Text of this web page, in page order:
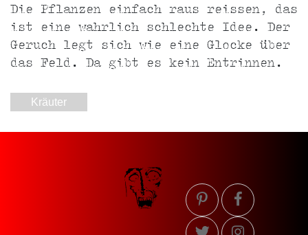
Die Pflanzen einfach raus reissen, das
ist eine wahrlich schlechte Idee. Der
Geruch legt sich wie eine Glocke über
das Feld. Da gibt es kein Entrinnen.
Kräuter